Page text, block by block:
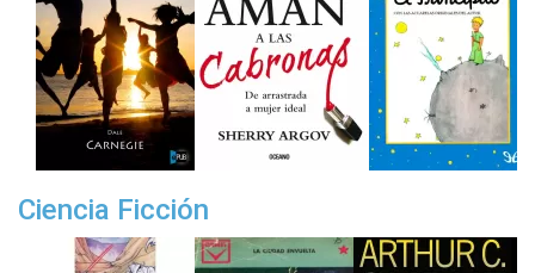
Ciencia Ficción